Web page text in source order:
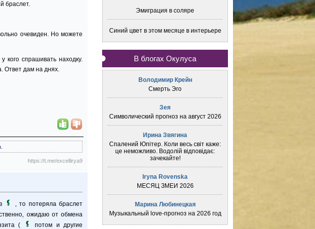
браслет.
очевиден. Но можете
кого спрашивать находку.
Ответ дам на днях.
https://t.me/excellirya9
, то потеряла браслет
ожидаю от обмена
(
потом и другие
Эмиграция в соляре
Синий цвет в этом месяце в интерьере
В блогах Окулуса
Володимир Крейн
Смерть Эго
Зея
Символический прогноз на август 2026
Ирина Звягина
Спалений Юпітер. Коли весь світ каже:
це неможливо. Водолій відповідає:
зачекайте!
Iryna Rovenska
МЕСЯЦ ЗМЕИ 2026
Марина Любинецкая
Музыкальный love-прогноз на 2026 год